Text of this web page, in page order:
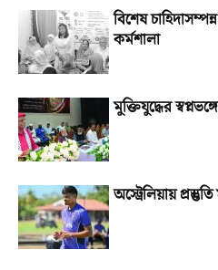
বিশেষ
কর্মশালা
মুক্তিযুদ্ধের
অস্ট্রেলিয়ায়